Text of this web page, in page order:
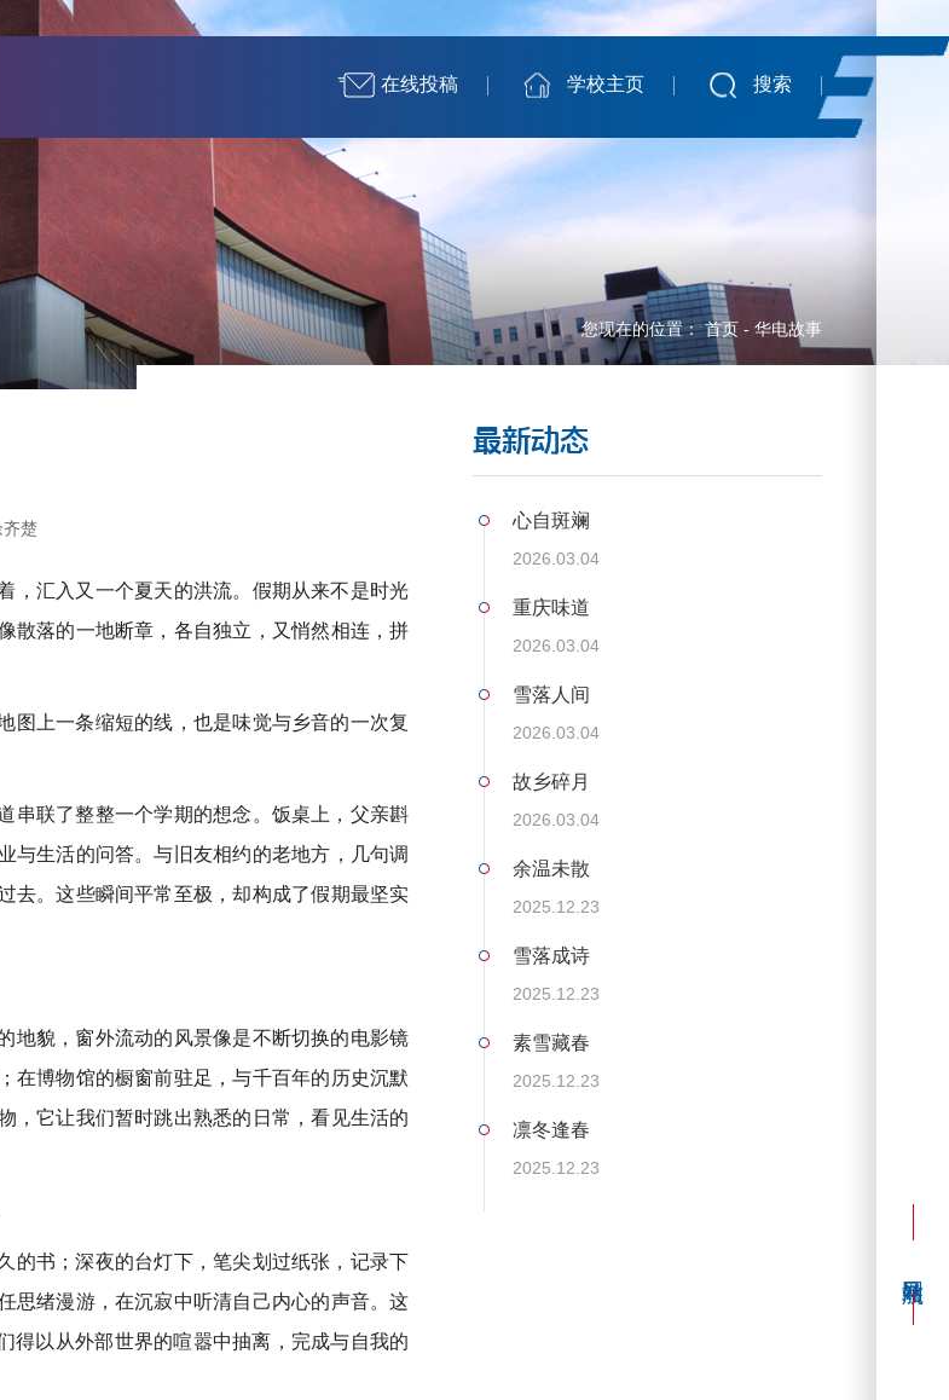
在线投稿 学校主页 搜索
您现在的位置： 首页 -华电故事
楚
，汇入又一个夏天的洪流。假期从来不是时光
散落的一地断章，各自独立，又悄然相连，拼
图上一条缩短的线，也是味觉与乡音的一次复
串联了整整一个学期的想念。饭桌上，父亲斟
与生活的问答。与旧友相约的老地方，几句调
去。这些瞬间平常至极，却构成了假期最坚实
地貌，窗外流动的风景像是不断切换的电影镜
在博物馆的橱窗前驻足，与千百年的历史沉默
，它让我们暂时跳出熟悉的日常，看见生活的
的书；深夜的台灯下，笔尖划过纸张，记录下
思绪漫游，在沉寂中听清自己内心的声音。这
得以从外部世界的喧嚣中抽离，完成与自我的
最新动态
心自斑斓
2026.03.04
重庆味道
2026.03.04
雪落人间
2026.03.04
故乡碎月
2026.03.04
余温未散
2025.12.23
雪落成诗
2025.12.23
素雪藏春
2025.12.23
凛冬逢春
2025.12.23